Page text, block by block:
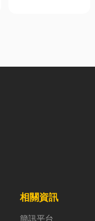
資源管理。透
成本，實現節
相關資訊
簡訊平台